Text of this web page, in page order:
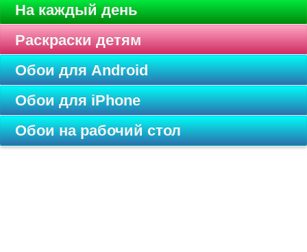
На каждый день
Раскраски детям
Обои для Android
Обои для iPhone
Обои на рабочий стол